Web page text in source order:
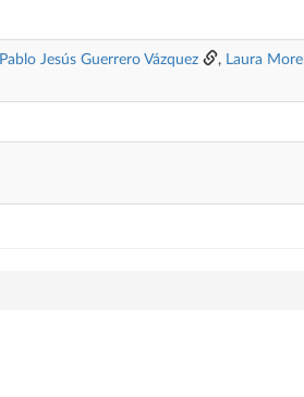
Pablo Jesús Guerrero Vázquez , Laura